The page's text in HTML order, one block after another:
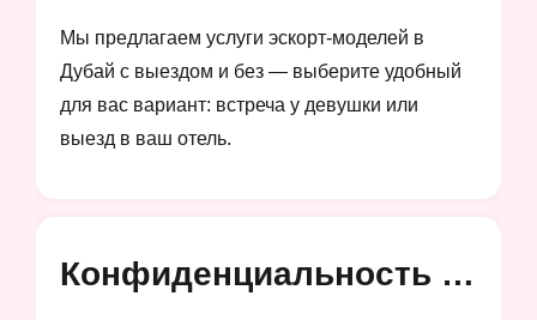
Мы предлагаем услуги эскорт-моделей в
Дубай с выездом и без — выберите удобный
для вас вариант: встреча у девушки или
выезд в ваш отель.
Конфиденциальность и анонимность